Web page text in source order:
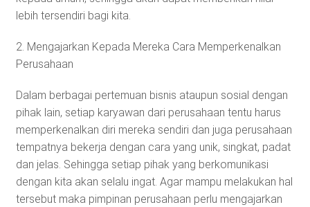
lebih tersendiri bagi kita.
2. Mengajarkan Kepada Mereka Cara Memperkenalkan
Perusahaan
Dalam berbagai pertemuan bisnis ataupun sosial dengan
pihak lain, setiap karyawan dari perusahaan tentu harus
memperkenalkan diri mereka sendiri dan juga perusahaan
tempatnya bekerja dengan cara yang unik, singkat, padat
dan jelas. Sehingga setiap pihak yang berkomunikasi
dengan kita akan selalu ingat. Agar mampu melakukan hal
tersebut maka pimpinan perusahaan perlu mengajarkan